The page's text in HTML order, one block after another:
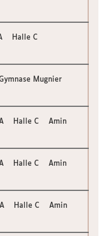
Halle C
Mugnier
Halle C Amin
Halle C Amin
Halle C Amin